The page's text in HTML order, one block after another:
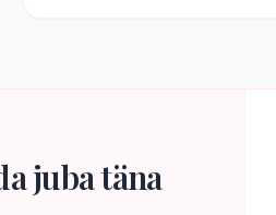
juba täna